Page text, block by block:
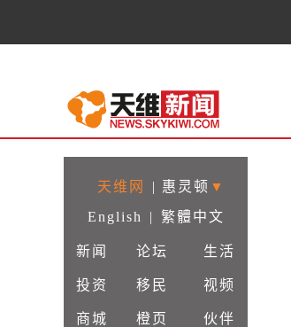
天维网 | 惠灵顿 ▼
English
| 繁體中文
新闻 论坛 生活
投资 移民 视频
商城 橙页 伙伴